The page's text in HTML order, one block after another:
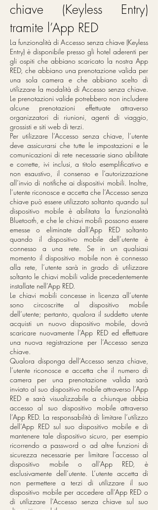
chiave (Keyless Entry)
tramite l’App RED
La funzionalità di Accesso senza chiave (Keyless
Entry) è disponibile presso gli hotel aderenti per
gli ospiti che abbiano scaricato la nostra App
RED, che abbiano una prenotazione valida per
una sola camera e che abbiano scelto di
utilizzare la modalità di Accesso senza chiave.
Le prenotazioni valide potrebbero non includere
alcune prenotazioni effettuate attraverso
organizzatori di riunioni, agenti di viaggio,
grossisti e siti web di terzi.
Per utilizzare l’Accesso senza chiave, l’utente
deve assicurarsi che tutte le impostazioni e le
comunicazioni di rete necessarie siano abilitate
e corrette, ivi inclusi, a titolo esemplificativo e
non esaustivo, il consenso e l’autorizzazione
all’invio di notifiche ai dispositivi mobili. Inoltre,
l’utente riconosce e accetta che l’Accesso senza
chiave può essere utilizzato soltanto quando sul
dispositivo mobile è abilitata la funzionalità
Bluetooth, e che le chiavi mobili possono essere
emesse o eliminate dall’App RED soltanto
quando il dispositivo mobile dell’utente è
connesso a una rete. Se in un qualsiasi
momento il dispositivo mobile non è connesso
alla rete, l’utente sarà in grado di utilizzare
soltanto le chiavi mobili valide precedentemente
installate nell’App RED.
Le chiavi mobili concesse in licenza all’utente
sono circoscritte al dispositivo mobile
dell’utente; pertanto, qualora il suddetto utente
acquisti un nuovo dispositivo mobile, dovrà
scaricare nuovamente l’App RED ed effettuare
una nuova registrazione per l’Accesso senza
chiave.
Qualora disponga dell’Accesso senza chiave,
l’utente riconosce e accetta che il numero di
camera per una prenotazione valida sarà
inviato al suo dispositivo mobile attraverso l’App
RED e sarà visualizzabile a chiunque abbia
accesso al suo dispositivo mobile attraverso
l’App RED. La responsabilità di limitare l’utilizzo
dell’App RED sul suo dispositivo mobile e di
mantenere tale dispositivo sicuro, per esempio
ricorrendo a password o ad altre funzioni di
sicurezza necessarie per limitare l’accesso al
dispositivo mobile o all’App RED, è
esclusivamente dell’utente. L’utente accetta di
non permettere a terzi di utilizzare il suo
dispositivo mobile per accedere all’App RED o
di utilizzare l’Accesso senza chiave sul suo